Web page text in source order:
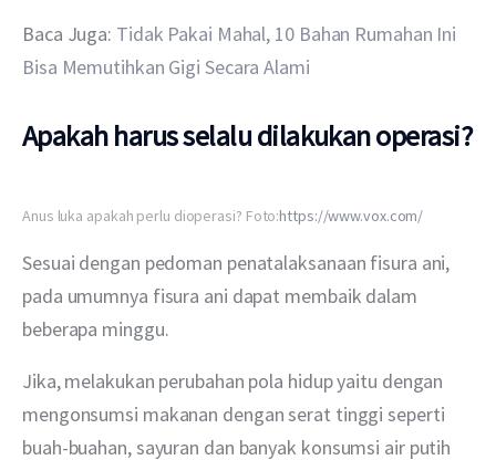
Baca Juga: Tidak Pakai Mahal, 10 Bahan Rumahan Ini
Bisa Memutihkan Gigi Secara Alami
Apakah harus selalu dilakukan operasi?
Anus luka apakah perlu dioperasi? Foto:https://www.vox.com/
Sesuai dengan pedoman penatalaksanaan fisura ani,
pada umumnya fisura ani dapat membaik dalam
beberapa minggu.
Jika, melakukan perubahan pola hidup yaitu dengan
mengonsumsi makanan dengan serat tinggi seperti
buah-buahan, sayuran dan banyak konsumsi air putih